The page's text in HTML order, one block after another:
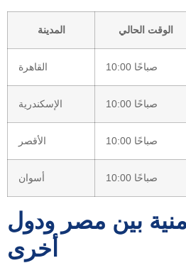
المدينة الوقت الحالي
القاهرة 10:00 صباحًا
الإسكندرية 10:00 صباحًا
الأقصر 10:00 صباحًا
أسوان 10:00 صباحًا
بين مصر ودول
أخرى